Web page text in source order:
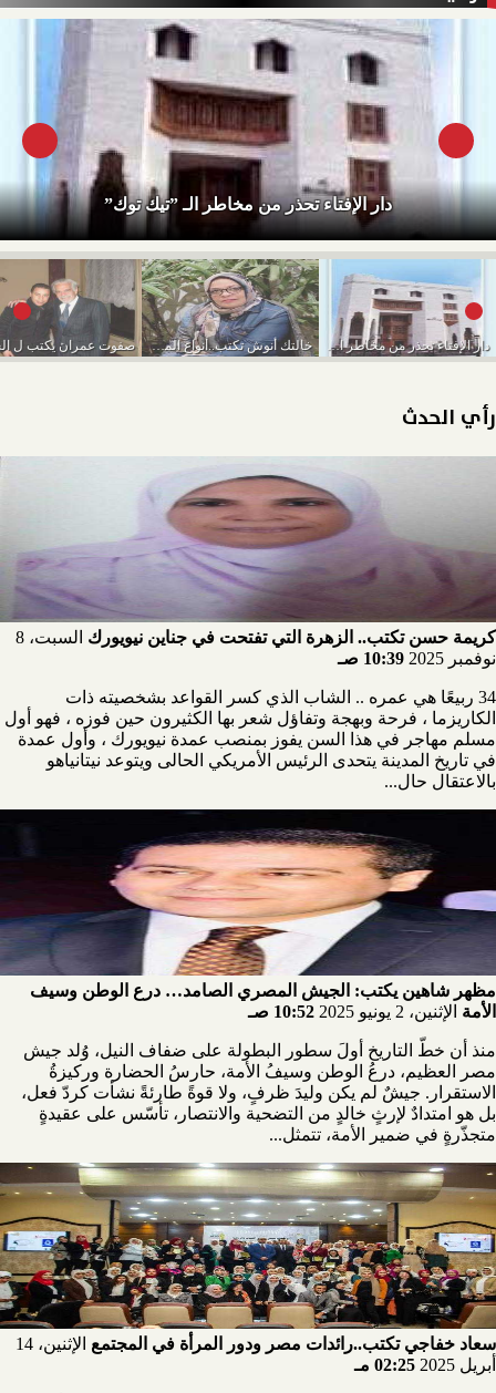
دار الإفتاء تحذر من مخاطر الـ ”تيك توك”
دار الإفتاء تحذر من مخاطر الـ ”تيك توك” خالتك أنوش تكتب..أنواع الموظفين وأنت وحظك
رأي الحدث
كريمة حسن تكتب.. الزهرة التي تفتحت في جناين نيويورك
السبت، 8
نوفمبر 2025
10:39 صـ
34 ربيعًا هي عمره .. الشاب الذي كسر القواعد بشخصيته ذات
الكاريزما ، فرحة وبهجة وتفاؤل شعر بها الكثيرون حين فوزه ، فهو أول
مسلم مهاجر في هذا السن يفوز بمنصب عمدة نيويورك ، وأول عمدة
في تاريخ المدينة يتحدى الرئيس الأمريكي الحالى ويتوعد نيتانياهو
بالاعتقال حال...
مظهر شاهين يكتب: الجيش المصري الصامد… درع الوطن وسيف
الأمة الإثنين، 2 يونيو 2025 10:52 صـ
منذ أن خطّ التاريخ أولَ سطور البطولة على ضفاف النيل، وُلد جيش
مصر العظيم، درعُ الوطن وسيفُ الأمة، حارسُ الحضارة وركيزةُ
الاستقرار. جيشٌ لم يكن وليدَ ظرفٍ، ولا قوةً طارئةً نشأت كردّ فعل،
بل هو امتدادٌ لإرثٍ خالدٍ من التضحية والانتصار، تأسّس على عقيدةٍ
متجذّرةٍ في ضمير الأمة، تتمثل...
سعاد خفاجي تكتب..رائدات مصر ودور المرأة في المجتمع
الإثنين، 14
أبريل 2025
02:25 مـ